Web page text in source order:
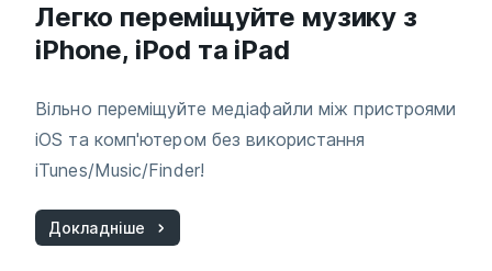
Легко переміщуйте музику з
iPhone, iPod та iPad
Вільно переміщуйте медіафайли між пристроями
iOS та комп'ютером без використання
iTunes/Music/Finder!
Докладніше